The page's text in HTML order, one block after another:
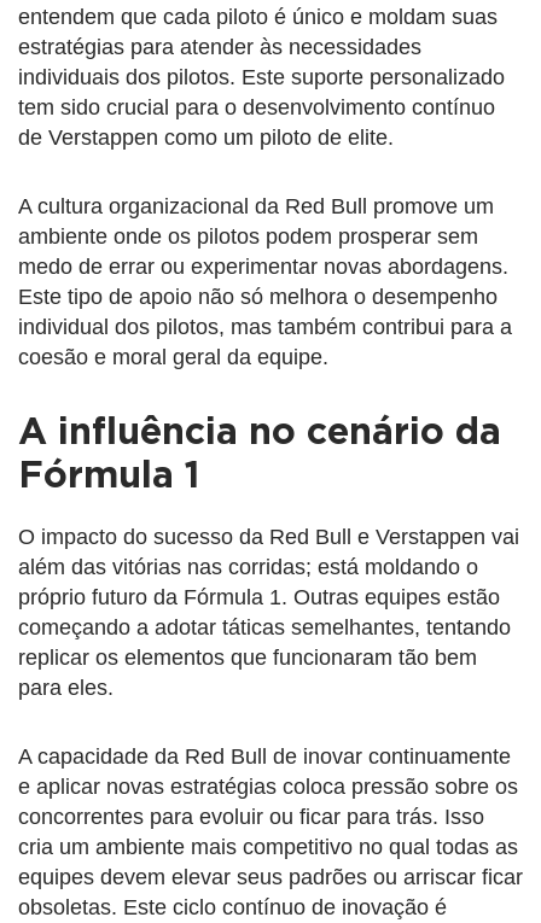
entendem que cada piloto é único e moldam suas
estratégias para atender às necessidades
individuais dos pilotos. Este suporte personalizado
tem sido crucial para o desenvolvimento contínuo
de Verstappen como um piloto de elite.
A cultura organizacional da Red Bull promove um
ambiente onde os pilotos podem prosperar sem
medo de errar ou experimentar novas abordagens.
Este tipo de apoio não só melhora o desempenho
individual dos pilotos, mas também contribui para a
coesão e moral geral da equipe.
A influência no cenário da
Fórmula 1
O impacto do sucesso da Red Bull e Verstappen vai
além das vitórias nas corridas; está moldando o
próprio futuro da Fórmula 1. Outras equipes estão
começando a adotar táticas semelhantes, tentando
replicar os elementos que funcionaram tão bem
para eles.
A capacidade da Red Bull de inovar continuamente
e aplicar novas estratégias coloca pressão sobre os
concorrentes para evoluir ou ficar para trás. Isso
cria um ambiente mais competitivo no qual todas as
equipes devem elevar seus padrões ou arriscar ficar
obsoletas. Este ciclo contínuo de inovação é